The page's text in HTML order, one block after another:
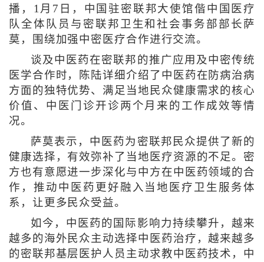
播，1月7日，中国驻密联邦大使馆偕中国医疗
队全体队员与密联邦卫生和社会事务部部长萨
莫，围绕加强中密医疗合作进行交流。
谈及中医药在密联邦的推广应用及中密传统
医学合作时，陈陆详细介绍了中医药在防病治病
方面的独特优势、满足当地民众健康需求的核心
价值、中医门诊开诊两个月来的工作成效等情
况。
萨莫表示，中医药为密联邦民众提供了新的
健康选择，有效弥补了当地医疗资源的不足。密
方也有意愿进一步深化与中方在中医药领域的合
作，推动中医药更好融入当地医疗卫生服务体
系，让更多民众受益。
如今，中医药的国际影响力持续攀升，越来
越多的海外民众主动选择中医药治疗，越来越多
的密联邦基层医护人员主动求教中医药技术，中